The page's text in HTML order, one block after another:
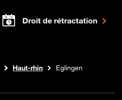
Droit de rétractation
Haut-rhin Eglingen